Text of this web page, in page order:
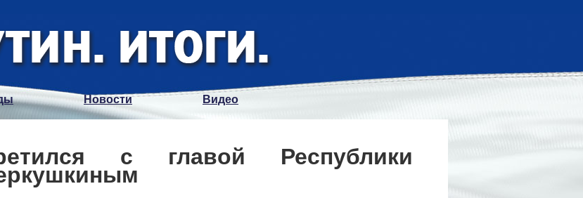
Новости Видео
с главой Республики